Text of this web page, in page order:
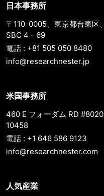
日本事務所
〒110-0005、東京都台東区
SBC 4 - 69
電話 : +81 505 050 8480
info@researchnester.jp
米国事務所
460 E フォーダム RD #8020
10458
電話 : +1 646 586 9123
info@researchnester.com
人気産業